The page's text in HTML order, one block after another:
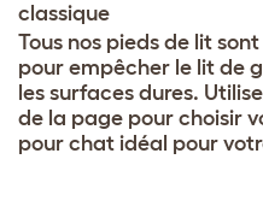
classique
Tous nos pieds de lit
pour empêcher le lit de
les surfaces dures.
de la page pour choisir
pour chat idéal pour